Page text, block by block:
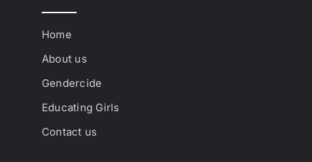
Home
About us
Gendercide
Educating Girls
Contact us